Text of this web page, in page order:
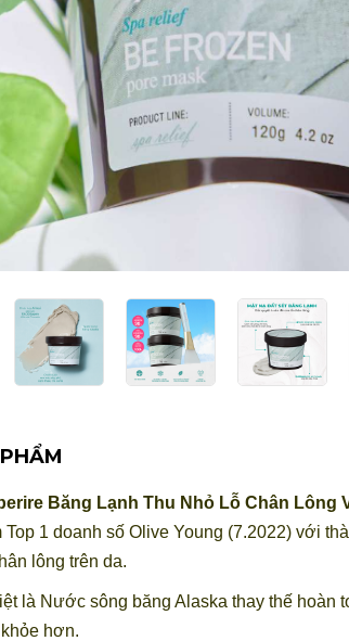
Băng Lạnh Thu Nhỏ Lỗ Chân
Top 1 doanh số Olive Young (7.2022) với
lông trên da.
là Nước sông băng Alaska thay thế
hơn.